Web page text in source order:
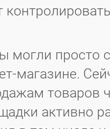
могли просто
магазине.
товаров
активно